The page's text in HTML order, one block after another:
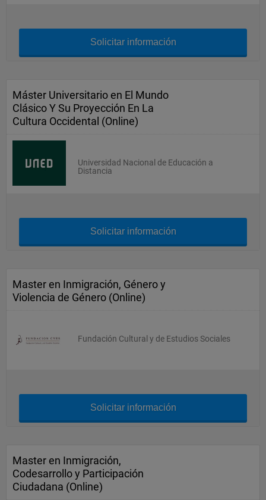
Solicitar información
Máster Universitario en El Mundo
Clásico Y Su Proyección En La
Cultura Occidental (Online)
Universidad Nacional de Educación a
Distancia
Solicitar información
Master en Inmigración, Género y
Violencia de Género (Online)
Fundación Cultural y de Estudios Sociales
Solicitar información
Master en Inmigración,
Codesarrollo y Participación
Ciudadana (Online)